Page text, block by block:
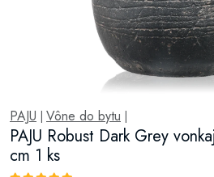
PAJU Vône do bytu
PAJU Robust Dark Grey
cm 1 ks